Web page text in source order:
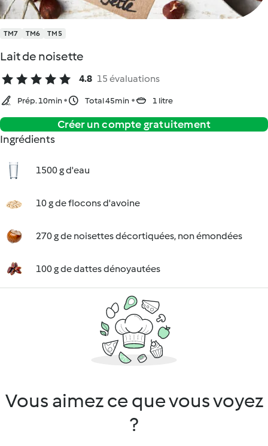
TM7 TM6 TM5
Lait de noisette
4.8 15 évaluations
Prép. 10min Total 45min 1 litre
Créer un compte gratuitement
Ingrédients
1500 g d'eau
10 g de flocons d'avoine
270 g de noisettes décortiquées, non émondées
100 g de dattes dénoyautées
Vous aimez ce que vous voyez
?